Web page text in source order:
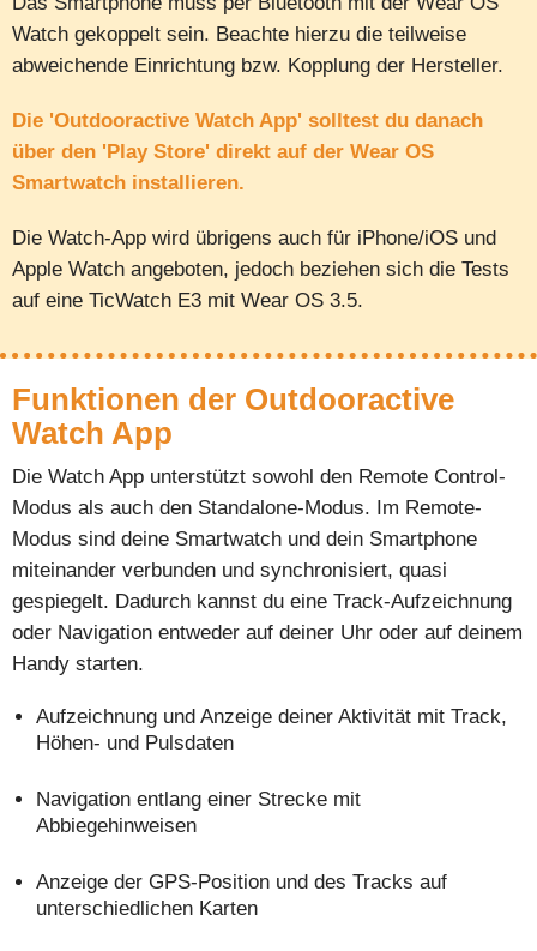
Watch gekoppelt sein. Beachte hierzu die teilweise
abweichende Einrichtung bzw. Kopplung der Hersteller.
Die 'Outdooractive Watch App' solltest du danach
über den 'Play Store' direkt auf der Wear OS
Smartwatch installieren.
Die Watch-App wird übrigens auch für iPhone/iOS und
Apple Watch angeboten, jedoch beziehen sich die Tests
auf eine TicWatch E3 mit Wear OS 3.5.
Funktionen der Outdooractive
Watch App
Die Watch App unterstützt sowohl den Remote Control-
Modus als auch den Standalone-Modus. Im Remote-
Modus sind deine Smartwatch und dein Smartphone
miteinander verbunden und synchronisiert, quasi
gespiegelt. Dadurch kannst du eine Track-Aufzeichnung
oder Navigation entweder auf deiner Uhr oder auf deinem
Handy starten.
Aufzeichnung und Anzeige deiner Aktivität mit Track,
Höhen- und Pulsdaten
Navigation entlang einer Strecke mit
Abbiegehinweisen
Anzeige der GPS-Position und des Tracks auf
unterschiedlichen Karten